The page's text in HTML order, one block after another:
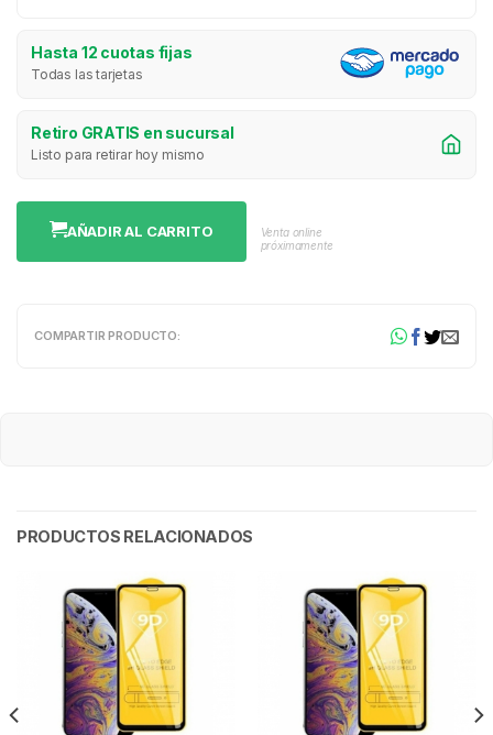
Hasta 12 cuotas fijas
Todas las tarjetas
Retiro GRATIS en sucursal
Listo para retirar hoy mismo
AÑADIR AL CARRITO
Venta online
próximamente
COMPARTIR PRODUCTO:
PRODUCTOS RELACIONADOS